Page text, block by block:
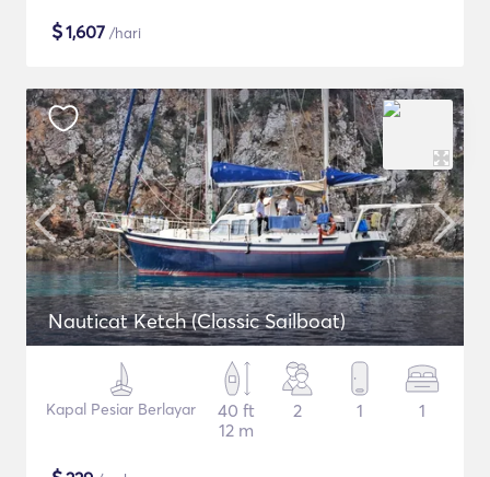
$1,607 /hari
Nauticat Ketch (Classic Sailboat)
Kapal Pesiar Berlayar
40 ft
12 m
2 1 1